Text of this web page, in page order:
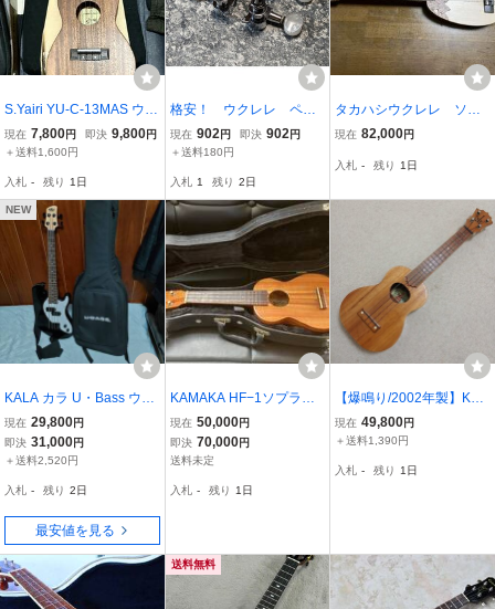
S.Yairi YU-C-13MAS ウク
レレ ソプラノサイズ マホ
ガニー材
現在 7,800円 即決 9,800円
＋送料1,600円
入札 - 残り 1日
格安！ ウクレレ ペ
グ ホワイトパーロイド
ボタン
現在 902 円 即決 902 円
＋送料180円
入札 1 残り 2日
タカハシウクレレ ソプ
ラノ ピックアップ付き
現在 82,000円
入札 - 残り 1日
NEW
KALA カラ U・Bass ウク
レレベース Solid Body Se
ries 4弦 ラウンドワウン
ド弦仕様 UBASS-SB-BK-
付属]
現在 29,800円
即決 31,000円
＋送料2,520円
入札 - 残り 2日
最安値を見る
KAMAKA HF−1ソプラノ
ウクレレ 2004年製ケー
ス付き中古
現在 50,000円
即決 70,000円
送料未定
入札 - 残り 1日
【爆鳴り/2002年製】KoA
loha ソプラノウクレレ コ
アロハ 初期型 ソフトケー
現在 49,800円
＋送料1,390円
入札 - 残り 1日
送料無料